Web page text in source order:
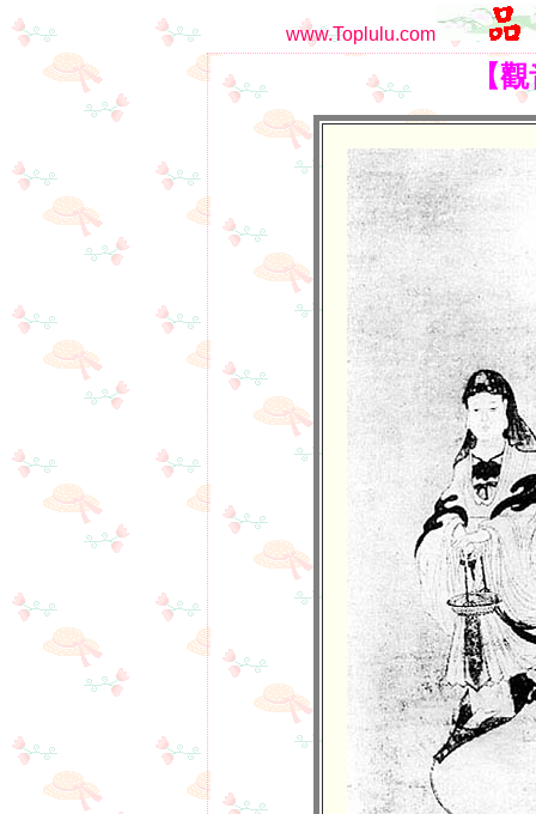
www.Toplulu.com
【